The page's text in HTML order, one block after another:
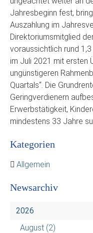
Jahresbeginn fest,
Auszahlung im
Direktoriumsmitglied
voraussichtlich rund
im Juli 2021 mit ersten
ungünstigeren
Quartals“. Die
Geringverdienern
Erwerbstätigkeit,
mindestens 33 Jahre
Kategorien
Allgemein
Newsarchiv
2026
August (2)